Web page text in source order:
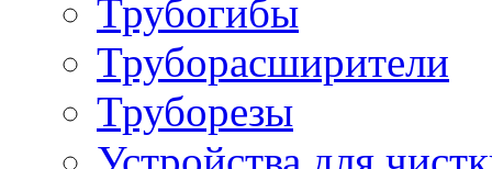
Трубогибы
Труборасширители
Труборезы